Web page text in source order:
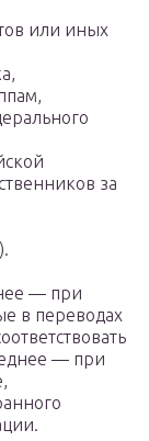
или иных
за
— при
в переводах
— при